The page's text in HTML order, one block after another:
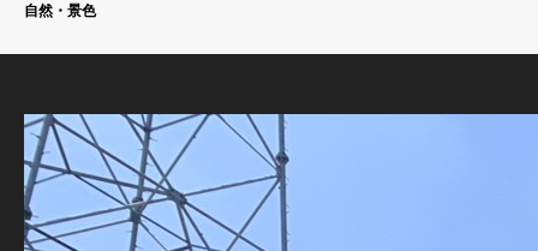
自然・景色